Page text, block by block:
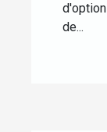
de...